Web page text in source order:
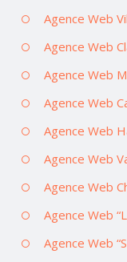
Agence Web
Agence Web
Agence Web
Agence Web
Agence Web
Agence Web
Agence Web
Agence Web
Agence Web